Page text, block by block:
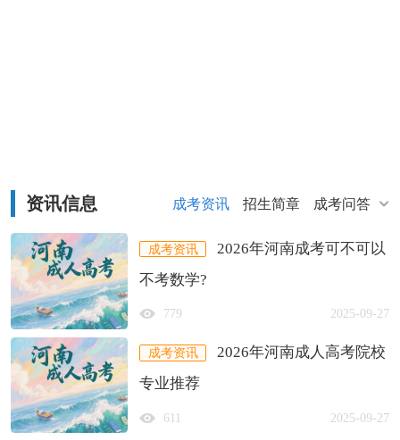
资讯信息 成考资讯 招生简章 成考问答
成考资讯
2026年河南成考可不可以
不考数学?
779 2025-09-27
成考资讯
2026年河南成人高考院校
专业推荐
611 2025-09-27